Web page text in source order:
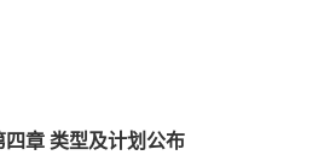
四章 类型及计划公布